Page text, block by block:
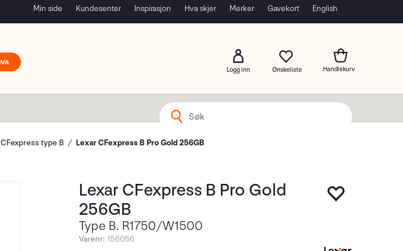
Min side Kundesenter Inspirasjon Hva skjer Merker Gavekort English
Logg inn
CFexpress type B Lexar CFexpress B Pro Gold 256GB
Lexar CFexpress B Pro Gold
256GB
Type B. R1750/W1500
Varenr: 156056